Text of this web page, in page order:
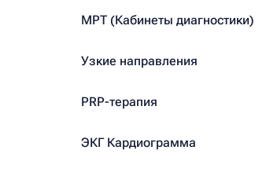
МРТ (Кабинеты диагностики)
Узкие направления
PRP-терапия
ЭКГ Кардиограмма